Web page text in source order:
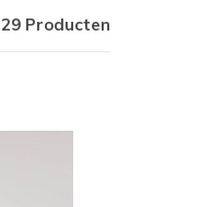
29 Producten